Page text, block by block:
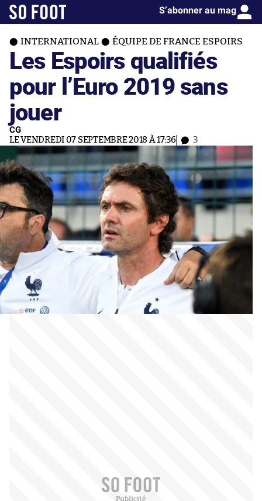
S’abonner au mag
INTERNATIONAL ÉQUIPE DE FRANCE ESPOIRS
Les Espoirs qualifiés
pour l’Euro 2019 sans
jouer
CG
LE VENDREDI 07 SEPTEMBRE 2018 À 17:36 3